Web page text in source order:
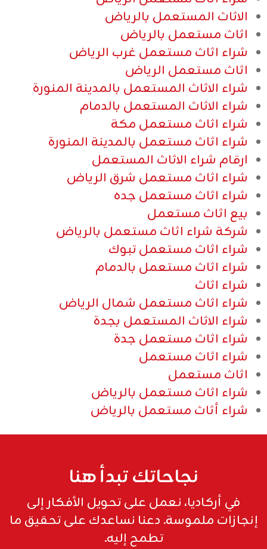
الاثاث المستعمل بالرياض
اثاث مستعمل بالرياض
شراء اثاث مستعمل غرب الرياض
اثاث مستعمل الرياض
شراء الاثاث المستعمل بالمدينة المنورة
شراء الاثاث المستعمل بالدمام
شراء اثاث مستعمل مكة
شراء اثاث مستعمل بالمدينة المنورة
ارقام شراء الاثاث المستعمل
شراء اثاث مستعمل شرق الرياض
شراء اثاث مستعمل جده
بيع اثاث مستعمل
شركة شراء اثاث مستعمل بالرياض
شراء اثاث مستعمل تبوك
شراء اثاث مستعمل بالدمام
شراء اثاث
شراء اثاث مستعمل شمال الرياض
شراء الاثاث المستعمل بجدة
شراء اثاث مستعمل جدة
شراء اثاث مستعمل
اثاث مستعمل
شراء اثاث مستعمل بالرياض
شراء أثاث مستعمل بالرياض
نجاحاتك تبدأ هنا
في أركاديا، نعمل على تحويل الأفكار إلى
إنجازات ملموسة. دعنا نساعدك على تحقيق ما
تطمح إليه.